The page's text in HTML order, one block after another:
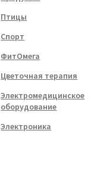
Птицы
Спорт
ФитОмега
Цветочная терапия
Электромедицинское
оборудование
Электроника